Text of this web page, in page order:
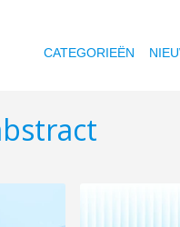
CATEGORIEËN